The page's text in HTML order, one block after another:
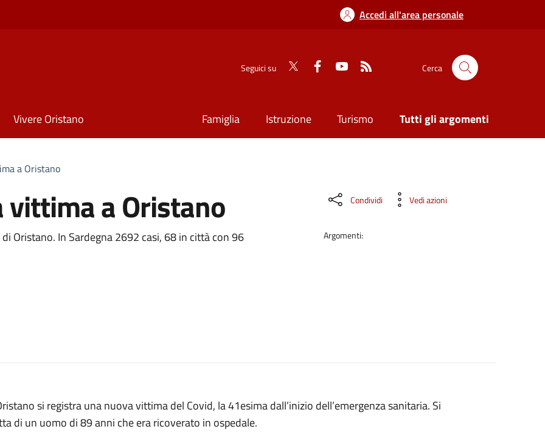
Accedi all'area personale
Seguici su Cerca
Vivere Oristano Famiglia Istruzione Turismo Tutti gli argomenti
a Oristano
vittima a Oristano
Oristano. In Sardegna 2692 casi, 68 in città con 96
Condividi Vedi azioni
Argomenti:
si registra una nuova vittima del Covid, la 41esima dall’inizio dell’emergenza sanitaria. Si
di un uomo di 89 anni che era ricoverato in ospedale.